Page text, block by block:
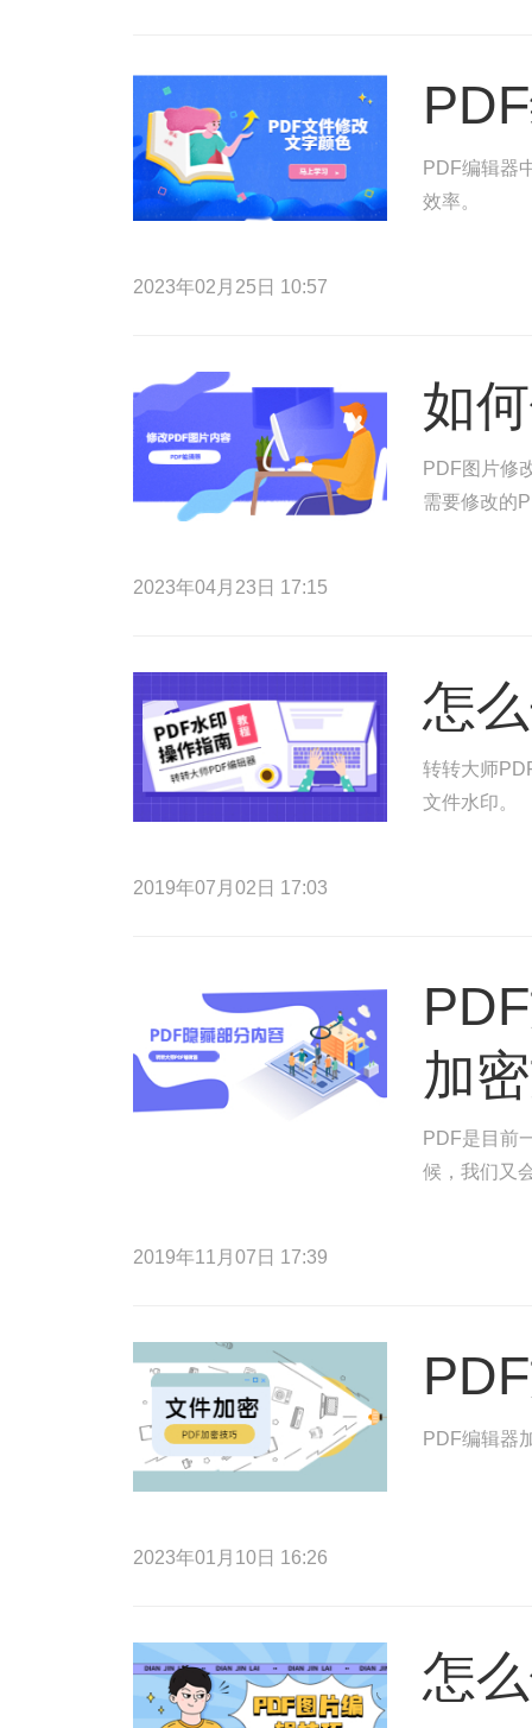
PDF编辑器
效率。
2023年02月25日 10:57
如
PDF图片修
需要修改的
2023年04月23日 17:15
怎
转转大师
文件水印。
2019年07月02日 17:03
加
PDF是目前
候，我们又
2019年11月07日 17:39
PDF编辑器
2023年01月10日 16:26
怎